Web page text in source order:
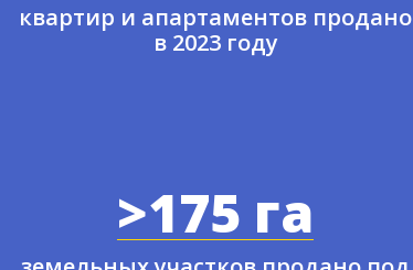
квартир и апартаментов продано
в 2023 году
>175 га